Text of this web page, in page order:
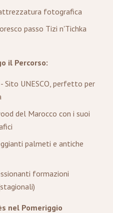
fotografica
passo Tizi n'Tichka
il Percorso:
- Sito UNESCO, perfetto per
del Marocco con i suoi
palmeti e antiche
formazioni
nel Pomeriggio